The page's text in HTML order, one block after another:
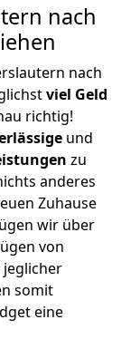
nach
nach
viel Geld
richtig!
und
zu
anderes
Zuhause
wir über
von
somit
eine